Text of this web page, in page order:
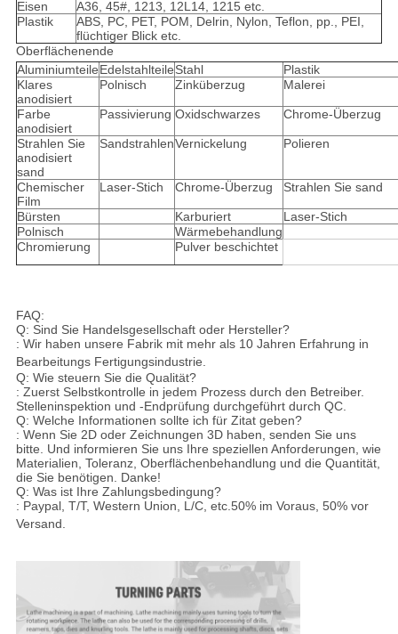
Eisen
A36, 45#, 1213, 12L14, 1215 etc.
Plastik
ABS, PC, PET, POM, Delrin, Nylon, Teflon, pp., PEI,
flüchtiger Blick etc.
Oberflächenende
AluminiumteileEdelstahlteileStahl
Plastik
Klares
anodisiert
Polnisch Zinküberzug Malerei
Farbe
anodisiert
Passivierung Oxidschwarzes Chrome-Überzug
Strahlen Sie
anodisiert
sand
SandstrahlenVernickelung Polieren
Chemischer
Film
Laser-Stich Chrome-Überzug Strahlen Sie sand
Bürsten Karburiert
Laser-Stich
Polnisch
Wärmebehandlung
Chromierung
Pulver beschichtet
FAQ:
Q: Sind Sie Handelsgesellschaft oder Hersteller?
: Wir haben unsere Fabrik mit mehr als 10 Jahren Erfahrung in
Bearbeitungs Fertigungsindustrie.
Q: Wie steuern Sie die Qualität?
: Zuerst Selbstkontrolle in jedem Prozess durch den Betreiber.
Stelleninspektion und -Endprüfung durchgeführt durch QC.
Q: Welche Informationen sollte ich für Zitat geben?
: Wenn Sie 2D oder Zeichnungen 3D haben, senden Sie uns
bitte. Und informieren Sie uns Ihre speziellen Anforderungen, wie
Materialien, Toleranz, Oberflächenbehandlung und die Quantität,
die Sie benötigen. Danke!
Q: Was ist Ihre Zahlungsbedingung?
: Paypal, T/T, Western Union, L/C, etc.50% im Voraus, 50% vor
Versand.